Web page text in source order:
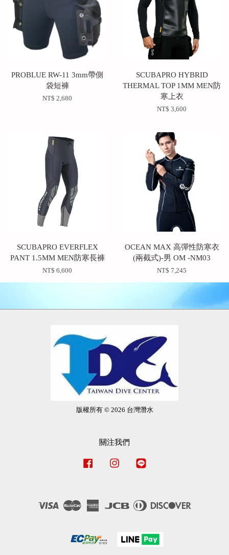
PROBLUE RW-11 3mm帶側
袋短褲
NT$ 2,680
SCUBAPRO HYBRID
THERMAL TOP 1MM MEN防
寒上衣
NT$ 3,600
SCUBAPRO EVERFLEX
PANT 1.5MM MEN防寒長褲
NT$ 6,600
OCEAN MAX 高彈性防寒衣
(兩截式)-男 OM -NM03
NT$ 7,245
版權所有 © 2026 台灣潛水
關注我們
Facebook Instagram
Visa Master
American
JCB
Diners